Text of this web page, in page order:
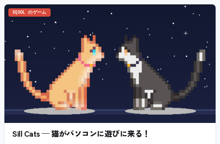
SQOOL のゲーム
Sill Cats — 猫がパソコンに遊びに来る！